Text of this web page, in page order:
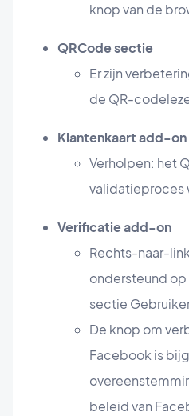
knop van de
QRCode sectie
Er zijn
de QR-
Klantenkaart add-on
Verholpen: het
validatieproces
Verificatie add-on
Rechts-naar-
ondersteund op
sectie
De knop om
Facebook is
beleid van